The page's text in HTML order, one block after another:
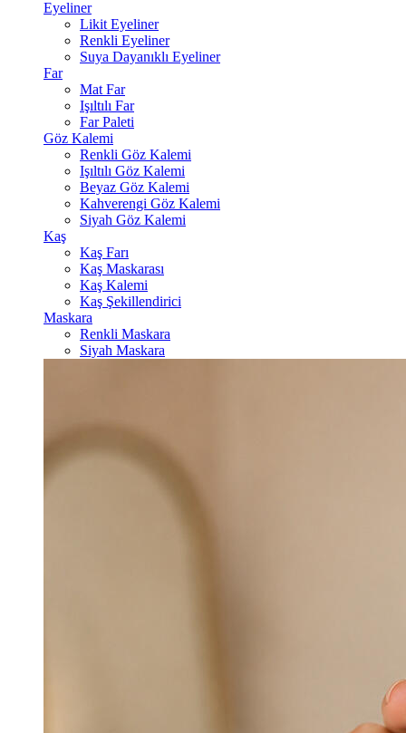
Eyeliner
Likit Eyeliner
Renkli Eyeliner
Suya Dayanıklı Eyeliner
Far
Mat Far
Işıltılı Far
Far Paleti
Göz Kalemi
Renkli Göz Kalemi
Işıltılı Göz Kalemi
Beyaz Göz Kalemi
Kahverengi Göz Kalemi
Siyah Göz Kalemi
Kaş
Kaş Farı
Kaş Maskarası
Kaş Kalemi
Kaş Şekillendirici
Maskara
Renkli Maskara
Siyah Maskara